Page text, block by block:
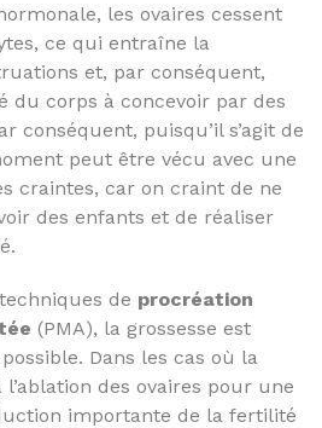
les ovaires cessent
ce qui entraîne la
et, par conséquent,
du corps à concevoir par des
conséquent, puisqu’il s’agit de
peut être vécu avec une
craintes, car on craint de ne
des enfants et de réaliser
de procréation
(PMA), la grossesse est
Dans les cas où la
des ovaires pour une
importante de la fertilité